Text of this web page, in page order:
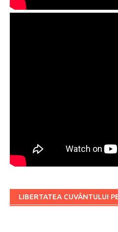
LIBERTATEA CUVÂNTULUI